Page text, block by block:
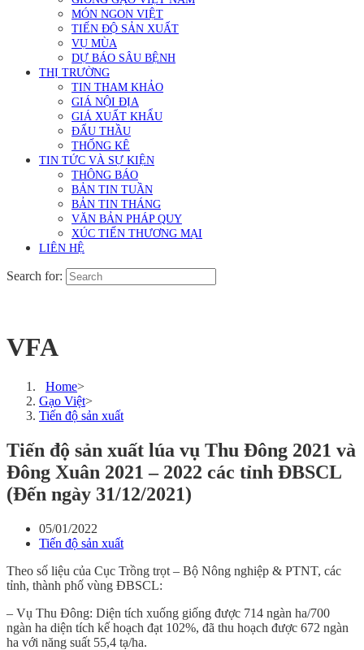
MÓN NGON VIỆT
TIẾN ĐỘ SẢN XUẤT
VỤ MÙA
DỰ BÁO SÂU BỆNH
THỊ TRƯỜNG
TIN THAM KHẢO
GIÁ NỘI ĐỊA
GIÁ XUẤT KHẨU
ĐẤU THẦU
THỐNG KÊ
TIN TỨC VÀ SỰ KIỆN
THÔNG BÁO
BẢN TIN TUẦN
BẢN TIN THÁNG
VĂN BẢN PHÁP QUY
XÚC TIẾN THƯƠNG MẠI
LIÊN HỆ
Search for:
VFA
Home>
Gạo Việt>
Tiến độ sản xuất
Tiến độ sản xuất lúa vụ Thu Đông 2021 và
Đông Xuân 2021 – 2022 các tỉnh ĐBSCL
(Đến ngày 31/12/2021)
05/01/2022
Tiến độ sản xuất
Theo số liệu của Cục Trồng trọt – Bộ Nông nghiệp & PTNT, các
tỉnh, thành phố vùng ĐBSCL:
– Vụ Thu Đông: Diện tích xuống giống được 714 ngàn ha/700
ngàn ha diện tích kế hoạch đạt 102%, đã thu hoạch được 672 ngàn
ha với năng suất 55,4 tạ/ha.